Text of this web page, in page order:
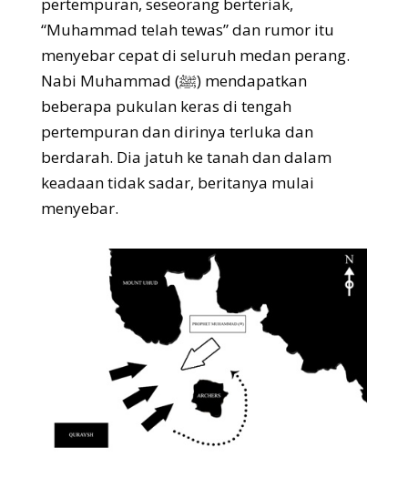
“Muhammad telah tewas” dan rumor itu
menyebar cepat di seluruh medan perang.
Nabi Muhammad (ﷺ) mendapatkan
beberapa pukulan keras di tengah
pertempuran dan dirinya terluka dan
berdarah. Dia jatuh ke tanah dan dalam
keadaan tidak sadar, beritanya mulai
menyebar.